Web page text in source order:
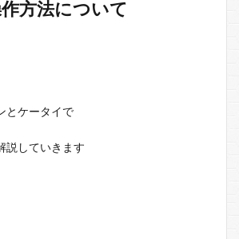
作方法について
とケータイで
説していきます